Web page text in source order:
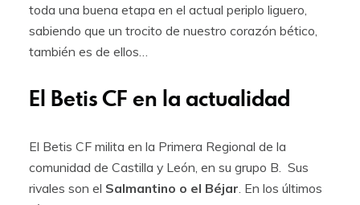
toda una buena etapa en el actual periplo liguero,
sabiendo que un trocito de nuestro corazón bético,
también es de ellos…
El Betis CF en la actualidad
El Betis CF milita en la Primera Regional de la
comunidad de Castilla y León, en su grupo B. Sus
rivales son el Salmantino o el Béjar . En los últimos